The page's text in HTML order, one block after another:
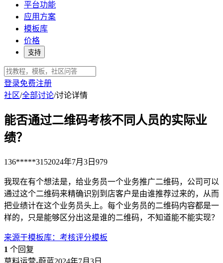
平台功能
应用方案
模板库
价格
支持
登录免费注册
社区/全部讨论/讨论详情
能否通过二维码考核不同人员的实际业
绩？
136*****3152024年7月3日 979
我现在有个想法是，给业务员一个业务推广二维码，公司可以
通过这个二维码来精确识别到店客户是由谁推荐过来的，从而
把业绩计在这个业务员头上。每个业务员的二维码内容都是一
样的，只是能够区分出这是谁的二维码，不知道能不能实现？
来源于模板库： 考核评分模板
1 个回复
草料运营-蔚蓝2024年7月3日